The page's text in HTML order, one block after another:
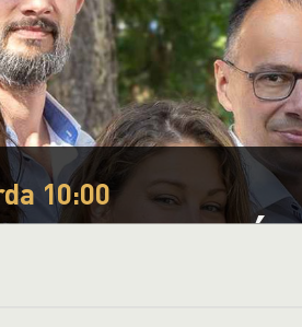
10:00
PEST - B